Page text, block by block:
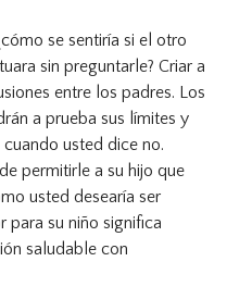
se sentiría si el otro
sin preguntarle? Criar a
entre los padres. Los
a prueba sus límites y
usted dice no.
permitirle a su hijo que
usted desearía ser
para su niño significa
saludable con